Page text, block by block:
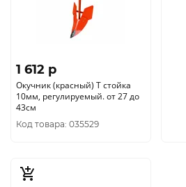
1 612 p
Окучник (красный) Т стойка
10мм, регулируемый. от 27 до
43см
Код товара: 035529